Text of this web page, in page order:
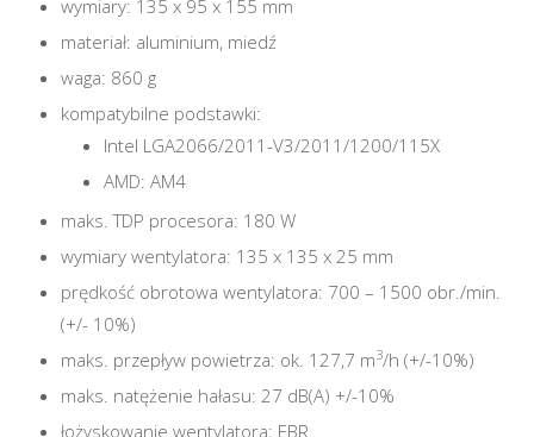
wymiary: 135 x 95 x 155 mm
materiał: aluminium, miedź
waga: 860 g
kompatybilne podstawki:
Intel LGA2066/2011-V3/2011/1200/115X
AMD: AM4
maks. TDP procesora: 180 W
wymiary wentylatora: 135 x 135 x 25 mm
prędkość obrotowa wentylatora: 700 – 1500 obr./min.
(+/- 10%)
maks. przepływ powietrza: ok. 127,7 m3/h (+/-10%)
maks. natężenie hałasu: 27 dB(A) +/-10%
łożyskowanie wentylatora: EBR